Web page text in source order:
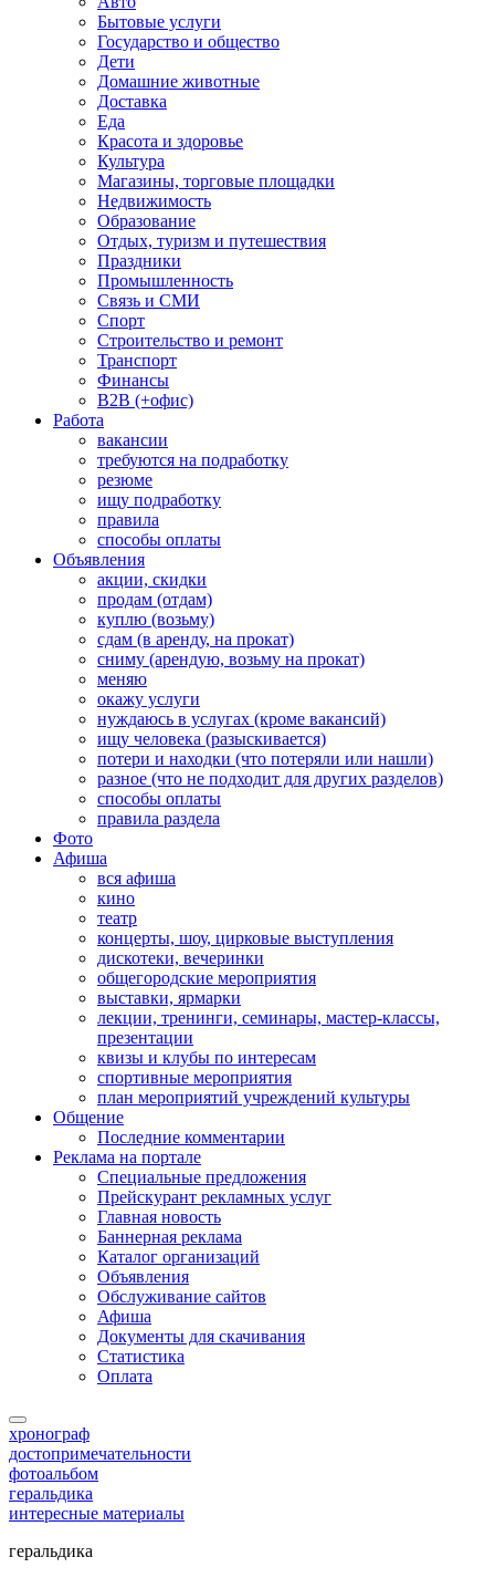
Бытовые услуги
Государство и общество
Дети
Домашние животные
Доставка
Еда
Красота и здоровье
Культура
Магазины, торговые площадки
Недвижимость
Образование
Отдых, туризм и путешествия
Праздники
Промышленность
Связь и СМИ
Спорт
Строительство и ремонт
Транспорт
Финансы
B2B (+офис)
Работа
вакансии
требуются на подработку
резюме
ищу подработку
правила
способы оплаты
Объявления
акции, скидки
продам (отдам)
куплю (возьму)
сдам (в аренду, на прокат)
сниму (арендую, возьму на прокат)
меняю
окажу услуги
нуждаюсь в услугах (кроме вакансий)
ищу человека (разыскивается)
потери и находки (что потеряли или нашли)
разное (что не подходит для других разделов)
способы оплаты
правила раздела
Фото
Афиша
вся афиша
кино
театр
концерты, шоу, цирковые выступления
дискотеки, вечеринки
общегородские мероприятия
выставки, ярмарки
лекции, тренинги, семинары, мастер-классы,
презентации
квизы и клубы по интересам
спортивные мероприятия
план мероприятий учреждений культуры
Общение
Последние комментарии
Реклама на портале
Специальные предложения
Прейскурант рекламных услуг
Главная новость
Баннерная реклама
Каталог организаций
Объявления
Обслуживание сайтов
Афиша
Документы для скачивания
Статистика
Оплата
хронограф
достопримечательности
фотоальбом
геральдика
интересные материалы
геральдика